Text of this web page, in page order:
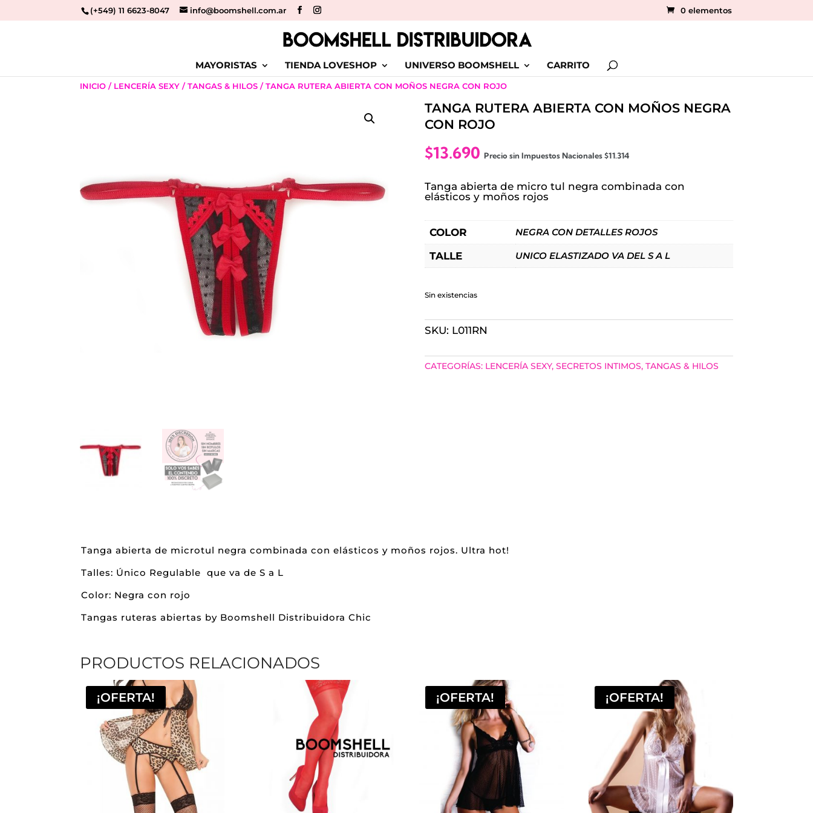
(+549) 11 6623-8047 info@boomshell.com.ar 0 elementos
MAYORISTAS TIENDA LOVESHOP UNIVERSO BOOMSHELL CARRITO
INICIO / LENCERÍA SEXY /TANGAS & HILOS / TANGA RUTERA ABIERTA CON MOÑOS NEGRA CON ROJO
TANGA RUTERA ABIERTA CON MOÑOS NEGRA
CON ROJO
$13.690 Precio sin Impuestos Nacionales$11.314
Tanga abierta de micro tul negra combinada con
elásticos y moños rojos
COLOR NEGRA CON DETALLES ROJOS
TALLE UNICO ELASTIZADO VA DEL S A L
Sin existencias
SKU: L011RN
CATEGORÍAS: LENCERÍA SEXY, SECRETOS INTIMOS, TANGAS & HILOS
Tanga abierta de microtul negra combinada con elásticos y moños rojos. Ultra hot!
Talles: Único Regulable que va de S a L
Color: Negra con rojo
Tangas ruteras abiertas by Boomshell Distribuidora Chic
PRODUCTOS RELACIONADOS
¡OFERTA! ¡OFERTA! ¡OFERTA!